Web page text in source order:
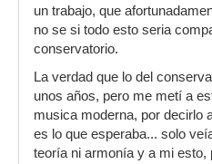
un trabajo, que
no se si todo esto seria
conservatorio.
La verdad que lo del
unos años, pero me metí a
musica moderna, por decirlo
es lo que esperaba... solo
teoría ni armonía y a mi esto,